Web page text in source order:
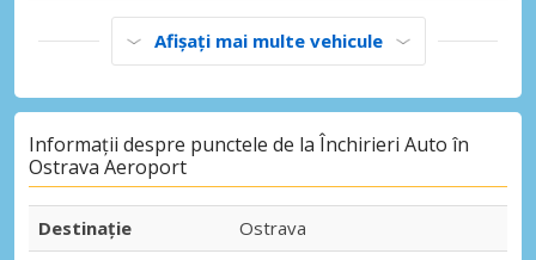
Afișați mai multe vehicule
Informații despre punctele de la Închirieri Auto în
Ostrava Aeroport
Destinaţie
Ostrava